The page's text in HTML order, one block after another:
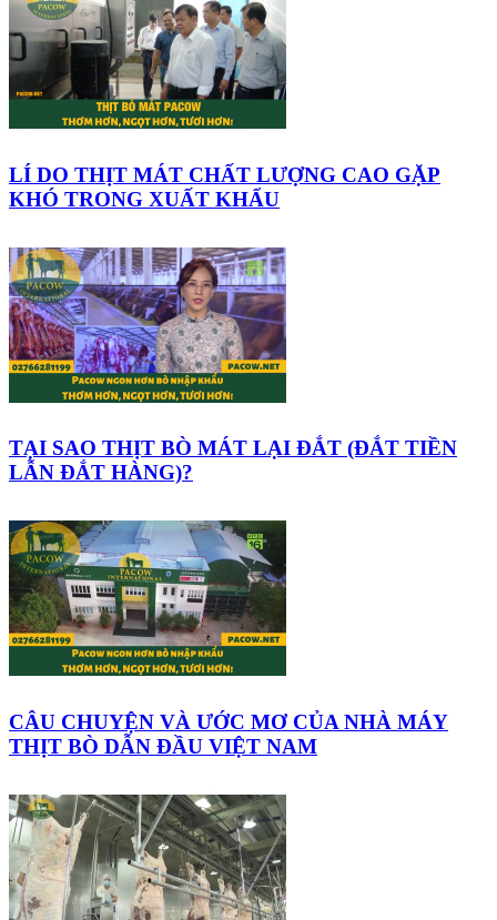
LÍ DO THỊT MÁT CHẤT LƯỢNG CAO GẶP
KHÓ TRONG XUẤT KHẨU
TẠI SAO THỊT BÒ MÁT LẠI ĐẮT (ĐẮT TIỀN
LẪN ĐẮT HÀNG)?
CÂU CHUYỆN VÀ ƯỚC MƠ CỦA NHÀ MÁY
THỊT BÒ DẪN ĐẦU VIỆT NAM